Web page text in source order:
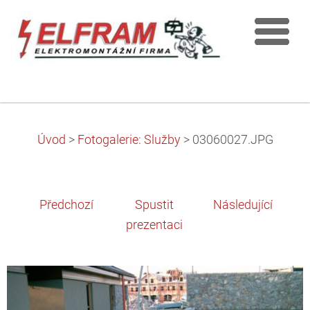
Úvod > Fotogalerie: Služby > 03060027.JPG
Předchozí
Spustit
prezentaci
Následující